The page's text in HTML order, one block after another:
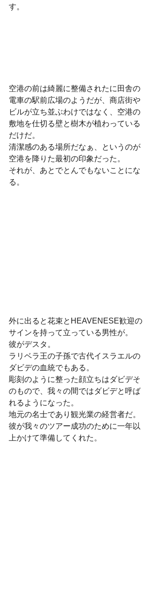
す。
空港の前は綺麗に整備されたに田舎の
電車の駅前広場のようだが、商店街や
ビルが立ち並ぶわけではなく、空港の
敷地を仕切る壁と樹木が植わっている
だけだ。
清潔感のある場所だなぁ、というのが
空港を降りた最初の印象だった。
それが、あとでとんでもないことにな
る。
外に出ると花束とHEAVENESE歓迎の
サインを持って立っている男性が。
彼がデスタ。
ラリベラ王の子孫で古代イスラエルの
ダビデの血統でもある。
彫刻のように整った顔立ちはダビデそ
のもので、我々の間ではダビデと呼ば
れるようになった。
地元の名士であり観光業の経営者だ。
彼が我々のツアー成功のために一年以
上かけて準備してくれた。